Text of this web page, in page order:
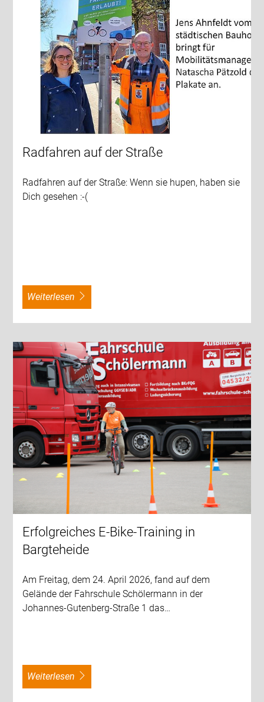
Radfahren auf der Straße
Radfahren auf der Straße: Wenn sie hupen, haben sie
Dich gesehen :-(
weiterlesen
Erfolgreiches E-Bike-Training in
Bargteheide
Am Freitag, dem 24. April 2026, fand auf dem
Gelände der Fahrschule Schölermann in der
Johannes-Gutenberg-Straße 1 das…
weiterlesen